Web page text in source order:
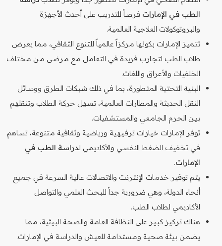
الطب في الإمارات فرصاً للتدريب على أحدث الأجهزة
والبروتوكولات العلاجية العالمية.
تتميز الإمارات بكونها مركزاً عالمياً للتنوع الثقافي، مما يعرض
طلاب الطب لتجارب فريدة في التعامل مع مرضى من مختلف
الخلفيات والأعراق واللغات.
البنية التحتية المتطورة، بما في ذلك شبكات الطرق ووسائل
النقل الحديثة والمطارات العالمية، تسهل حركة الطلاب وتنقلهم
بين الحرم الجامعي والمستشفيات.
توفر الإمارات خيارات ترفيهية ورياضية وثقافية متنوعة، تساهم
في تخفيف الضغط النفسي والأكاديمي لدراسة الطب في
الإمارات.
يتم توفير خدمات الإنترنت والاتصالات عالية السرعة في جميع
أنحاء الدولة، وهي ضرورية جداً للبحث العلمي والتواصل
الأكاديمي لطلاب الطب.
هناك تركيز كبير على النظافة العامة والصحة البيئية، مما
يضمن بيئة صحية ومستدامة للعيش والدراسة في الإمارات.